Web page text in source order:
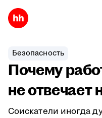
Безопасность
Почему
не отвечает
Соискатели иногда